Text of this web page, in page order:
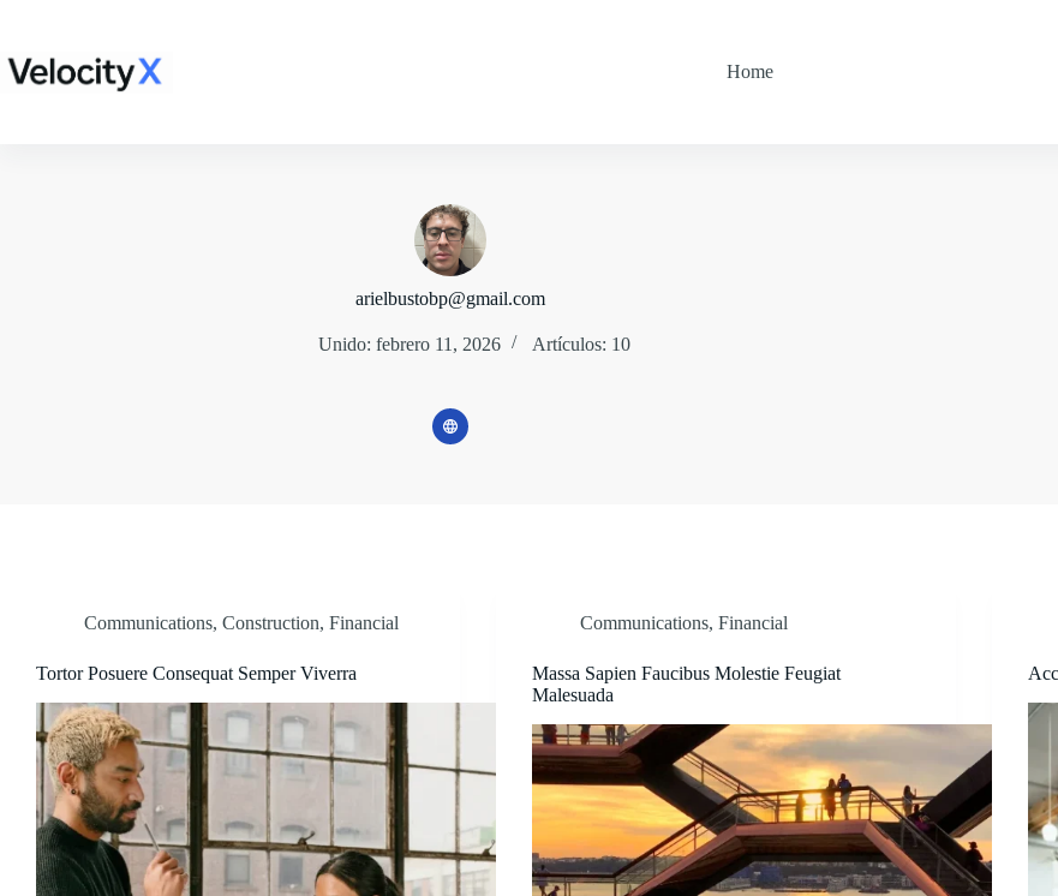
Home
arielbustobp@gmail.com
Unido: febrero 11, 2026 Artículos: 10
Communications, Construction, Financial
Tortor Posuere Consequat Semper Viverra
Communications,Financial
Massa Sapien Faucibus Molestie Feugiat
Malesuada